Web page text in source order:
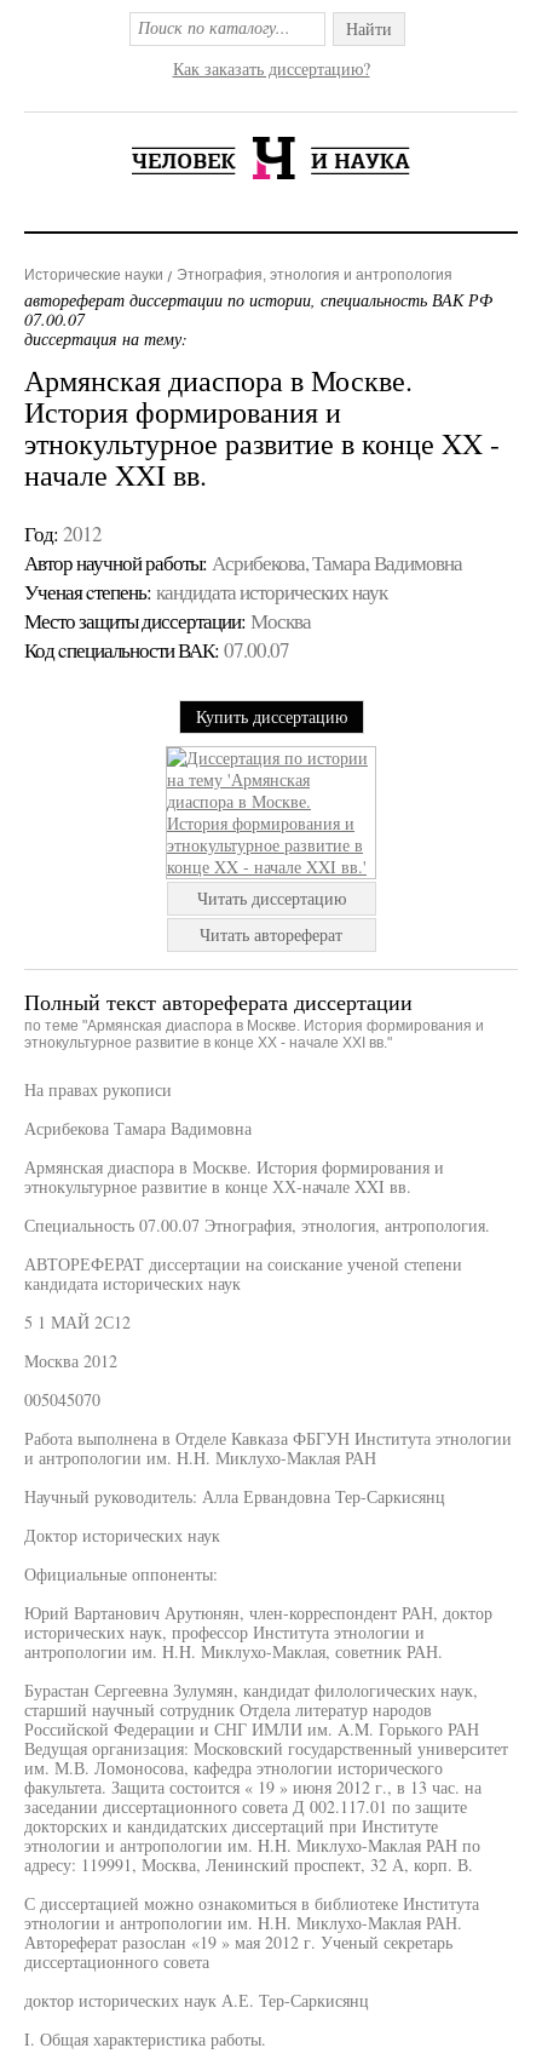
Найти
Как заказать диссертацию?
Исторические науки Этнография, этнология и антропология
автореферат диссертации по истории, специальность ВАК РФ
07.00.07
диссертация на тему:
Армянская диаспора в Москве.
История формирования и
этнокультурное развитие в конце XX -
начале XXI вв.
Год: 2012
Автор научной работы: Асрибекова, Тамара Вадимовна
Ученая cтепень: кандидата исторических наук
Место защиты диссертации: Москва
Код cпециальности ВАК: 07.00.07
Купить диссертацию
Читать диссертацию
Читать автореферат
Полный текст автореферата диссертации
по теме "Армянская диаспора в Москве. История формирования и
этнокультурное развитие в конце XX - начале XXI вв."
На правах рукописи
Асрибекова Тамара Вадимовна
Армянская диаспора в Москве. История формирования и
этнокультурное развитие в конце ХХ-начале XXI вв.
Специальность 07.00.07 Этнография, этнология, антропология.
АВТОРЕФЕРАТ диссертации на соискание ученой степени
кандидата исторических наук
5 1 МАЙ 2С12
Москва 2012
005045070
Работа выполнена в Отделе Кавказа ФБГУН Института этнологии
и антропологии им. H.H. Миклухо-Маклая РАН
Научный руководитель: Алла Ервандовна Тер-Саркисянц
Доктор исторических наук
Официальные оппоненты:
Юрий Вартанович Арутюнян, член-корреспондент РАН, доктор
исторических наук, профессор Института этнологии и
антропологии им. H.H. Миклухо-Маклая, советник РАН.
Бурастан Сергеевна Зулумян, кандидат филологических наук,
старший научный сотрудник Отдела литератур народов
Российской Федерации и СНГ ИМЛИ им. A.M. Горького РАН
Ведущая организация: Московский государственный университет
им. М.В. Ломоносова, кафедра этнологии исторического
факультета. Защита состоится « 19 » июня 2012 г., в 13 час. на
заседании диссертационного совета Д 002.117.01 по защите
докторских и кандидатских диссертаций при Институте
этнологии и антропологии им. H.H. Миклухо-Маклая РАН по
адресу: 119991, Москва, Ленинский проспект, 32 А, корп. В.
С диссертацией можно ознакомиться в библиотеке Института
этнологии и антропологии им. H.H. Миклухо-Маклая РАН.
Автореферат разослан «19 » мая 2012 г. Ученый секретарь
диссертационного совета
доктор исторических наук А.Е. Тер-Саркисянц
I. Общая характеристика работы.